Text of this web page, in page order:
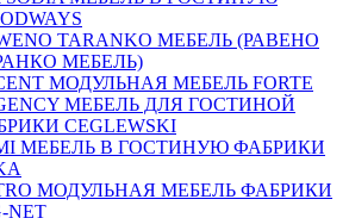
TARANKO МЕБЕЛЬ (РАВЕНО
МЕБЕЛЬ)
МОДУЛЬНАЯ МЕБЕЛЬ FORTE
МЕБЕЛЬ ДЛЯ ГОСТИНОЙ
CEGLEWSKI
МЕБЕЛЬ В ГОСТИНУЮ ФАБРИКИ
МОДУЛЬНАЯ МЕБЕЛЬ ФАБРИКИ
NET